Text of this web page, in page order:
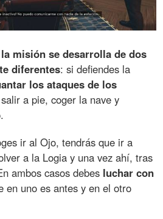
la misión se desarrolla de dos
diferentes: si defiendes la
los ataques de los
a pie, coger la nave y
ir al Ojo, tendrás que ir a
a la Logia y una vez ahí, tras
ambos casos debes luchar con
en uno es antes y en el otro